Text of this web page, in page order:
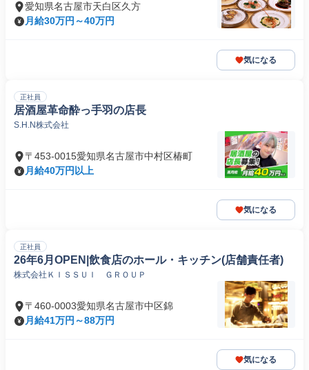
愛知県名古屋市天白区久方
月給30万円～40万円
気になる
正社員
居酒屋革命酔っ手羽の店長
S.H.N株式会社
〒453-0015愛知県名古屋市中村区椿町
月給40万円以上
気になる
正社員
26年6月OPEN|飲食店のホール・キッチン(店舗責任者)
株式会社ＫＩＳＳＵＩ ＧＲＯＵＰ
〒460-0003愛知県名古屋市中区錦
月給41万円～88万円
気になる